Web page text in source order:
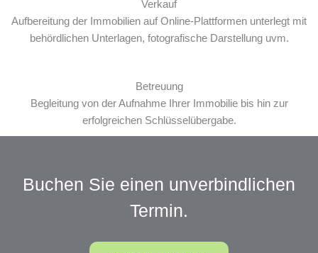
Verkauf
Aufbereitung der Immobilien auf Online-Plattformen unterlegt mit
behördlichen Unterlagen, fotografische Darstellung uvm.
Betreuung
Begleitung von der Aufnahme Ihrer Immobilie bis hin zur
erfolgreichen Schlüsselübergabe.
Buchen Sie einen unverbindlichen
Termin.